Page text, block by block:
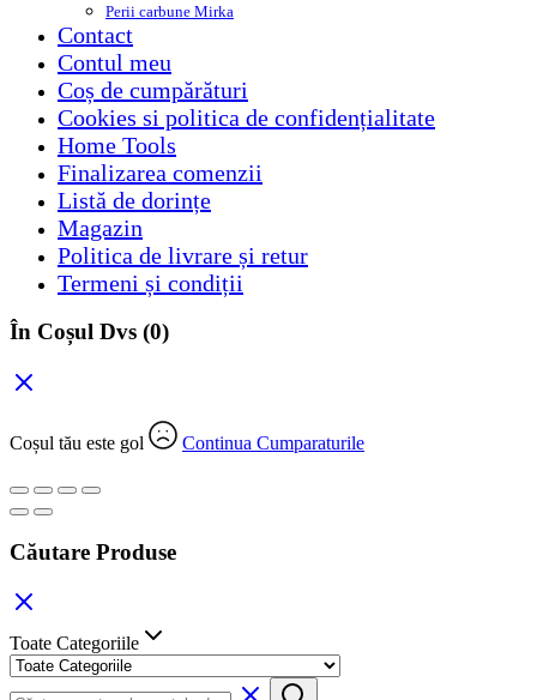
Perii carbune Mirka
Contact
Contul meu
Coș de cumpărături
Cookies si politica de confidențialitate
Home Tools
Finalizarea comenzii
Listă de dorințe
Magazin
Politica de livrare și retur
Termeni și condiții
În Coșul Dvs (0)
Coșul tău este gol Continua Cumparaturile
Căutare Produse
Toate Categoriile